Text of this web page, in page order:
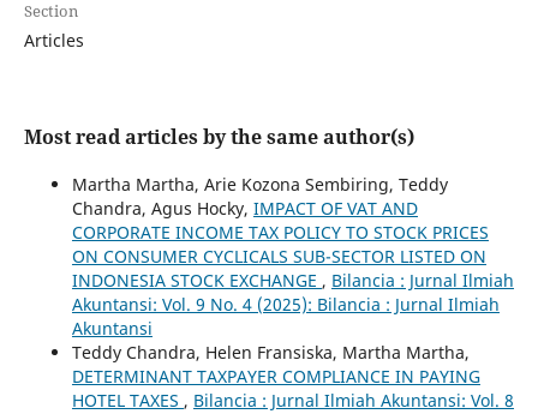
Section
Articles
Most read articles by the same author(s)
Martha Martha, Arie Kozona Sembiring, Teddy
Chandra, Agus Hocky, IMPACT OF VAT AND
CORPORATE INCOME TAX POLICY TO STOCK PRICES
ON CONSUMER CYCLICALS SUB-SECTOR LISTED ON
INDONESIA STOCK EXCHANGE , Bilancia : Jurnal Ilmiah
Akuntansi: Vol. 9 No. 4 (2025): Bilancia : Jurnal Ilmiah
Akuntansi
Teddy Chandra, Helen Fransiska, Martha Martha,
DETERMINANT TAXPAYER COMPLIANCE IN PAYING
HOTEL TAXES , Bilancia : Jurnal Ilmiah Akuntansi: Vol. 8